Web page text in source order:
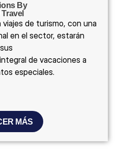
By
de turismo, con una
en el sector, estarán
de vacaciones a
especiales.
MÁS